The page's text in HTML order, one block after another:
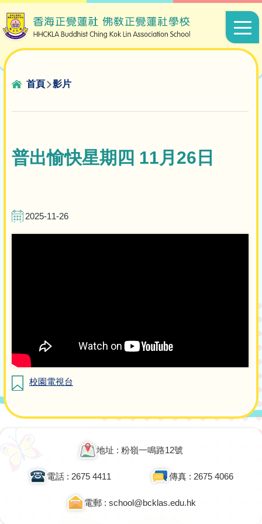
移至主內容
Main
導首頁 影片
普出愉快星期四 11月26日
2025-11-26
校園電視台
地址 : 粉嶺一鳴路12號
電話 : 2675 4411 傳真 : 2675 4066
電郵 : school@bcklas.edu.hk